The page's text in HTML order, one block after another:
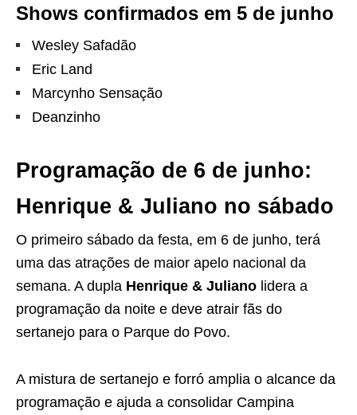
Shows confirmados em 5 de junho
Wesley Safadão
Eric Land
Marcynho Sensação
Deanzinho
Programação de 6 de junho:
Henrique & Juliano no sábado
O primeiro sábado da festa, em 6 de junho, terá
uma das atrações de maior apelo nacional da
semana. A dupla Henrique & Juliano lidera a
programação da noite e deve atrair fãs do
sertanejo para o Parque do Povo.
A mistura de sertanejo e forró amplia o alcance da
programação e ajuda a consolidar Campina